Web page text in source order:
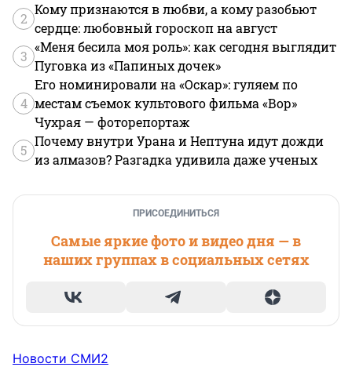
2
Кому признаются в любви, а кому разобьют
сердце: любовный гороскоп на август
3
«Меня бесила моя роль»: как сегодня выглядит
Пуговка из «Папиных дочек»
4
Его номинировали на «Оскар»: гуляем по
местам съемок культового фильма «Вор»
Чухрая — фоторепортаж
5
Почему внутри Урана и Нептуна идут дожди
из алмазов? Разгадка удивила даже ученых
ПРИСОЕДИНИТЬСЯ
Самые яркие фото и видео дня — в
наших группах в социальных сетях
Новости СМИ2